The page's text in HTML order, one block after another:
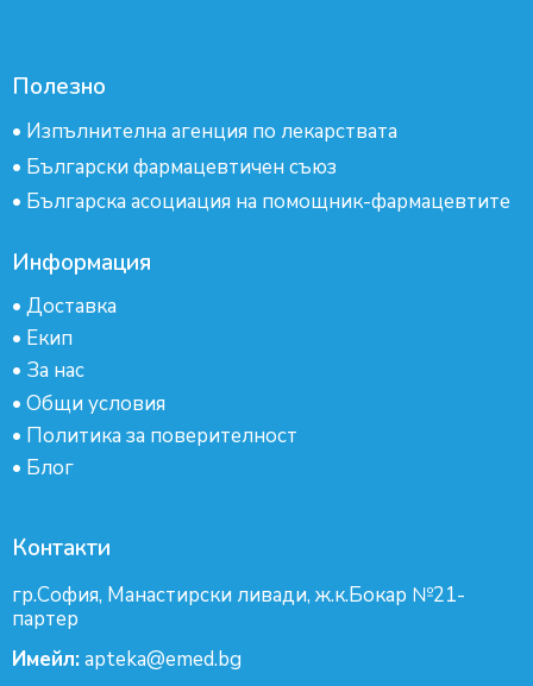
Полезно
• Изпълнителна агенция по лекарствата
• Български фармацевтичен съюз
• Българска асоциация на помощник-фармацевтите
Информация
• Доставка
• Екип
• За нас
• Общи условия
• Политика за поверителност
• Блог
Контакти
гр.София, Манастирски ливади, ж.к.Бокар №21-
партер
Имейл:apteka@emed.bg